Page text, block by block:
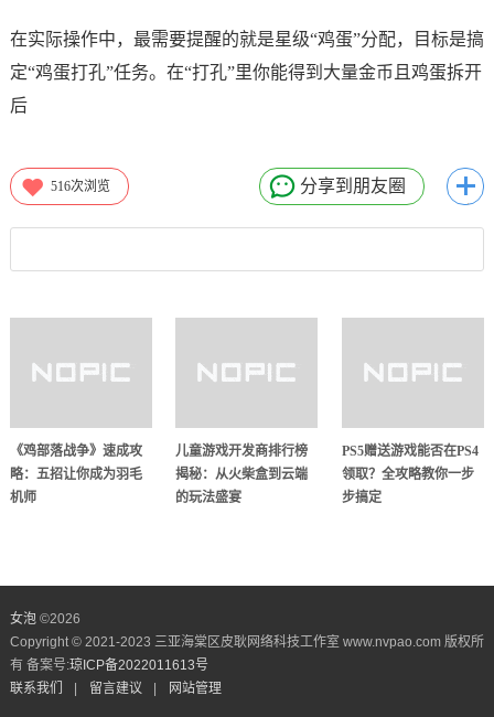
在实际操作中，最需要提醒的就是星级“鸡蛋”分配，目标是搞
定“鸡蛋打孔”任务。在“打孔”里你能得到大量金币且鸡蛋拆开
后
516次浏览 分享到朋友圈
《鸡部落战争》速成攻
略：五招让你成为羽毛
机师
儿童游戏开发商排行榜
揭秘：从火柴盒到云端
的玩法盛宴
PS5赠送游戏能否在PS4
领取？全攻略教你一步
步搞定
女泡©2026
Copyright © 2021-2023 三亚海棠区皮耿网络科技工作室 www.nvpao.com 版权所
有 备案号:琼ICP备2022011613号
联系我们
留言建议 网站管理